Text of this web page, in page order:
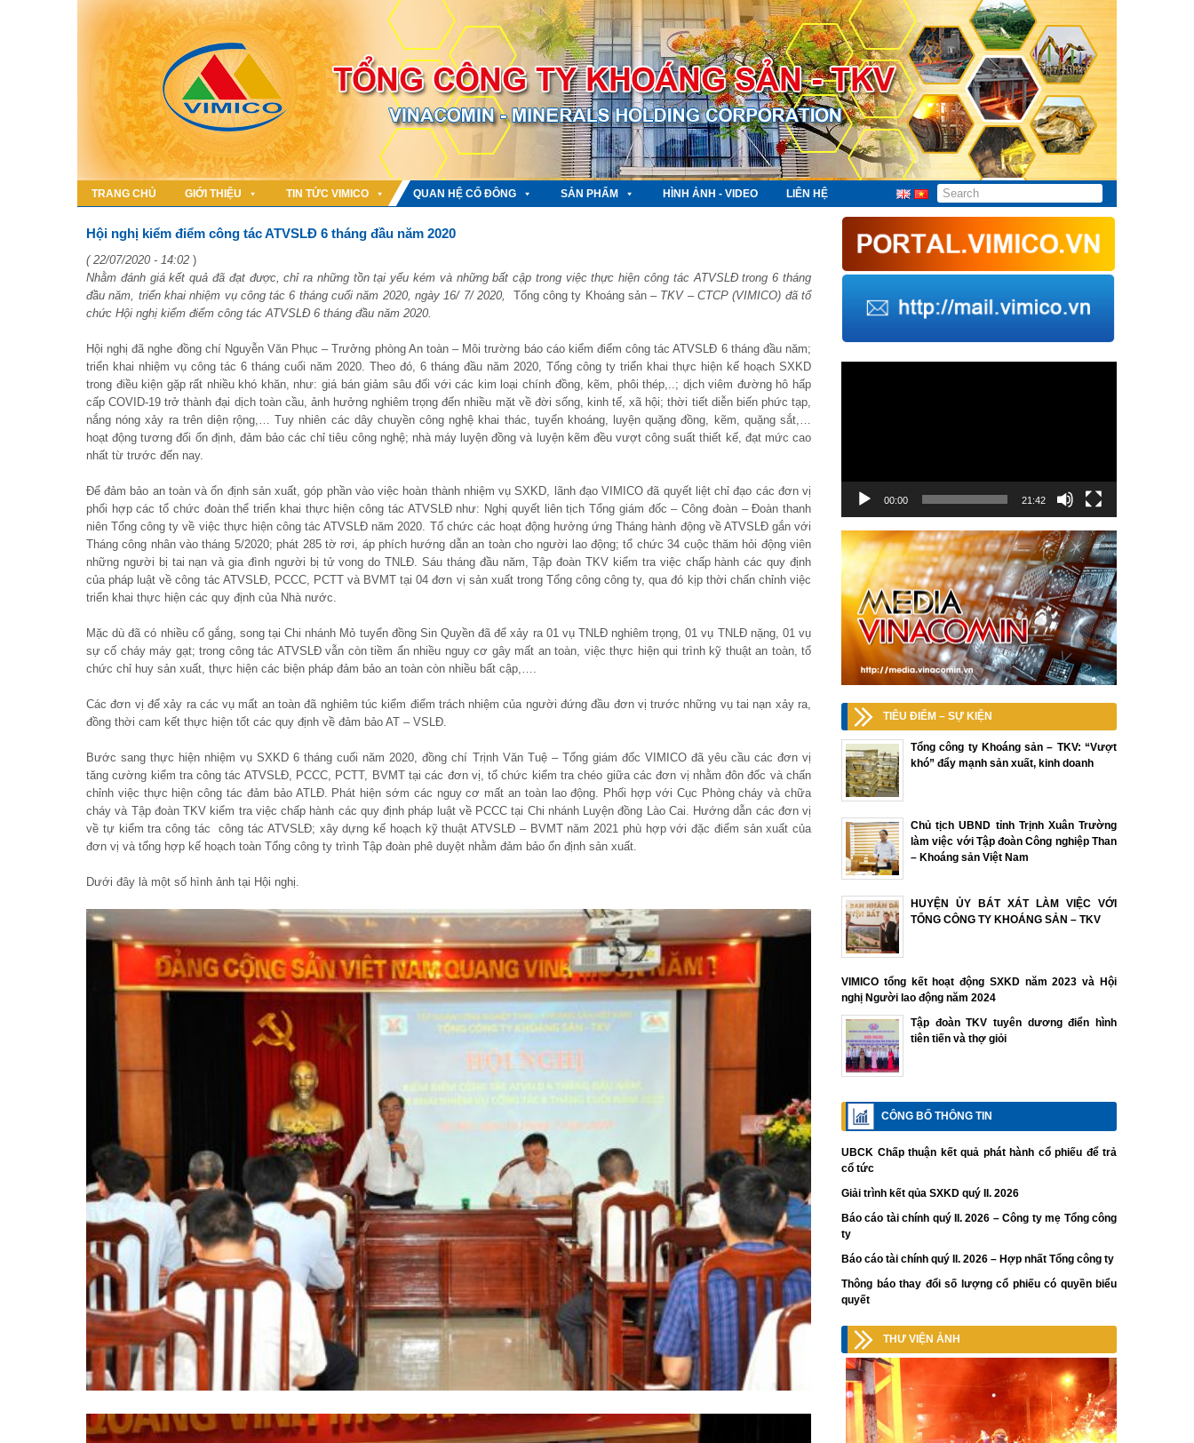
TRANG CHỦ GIỚI THIỆU TIN TỨC VIMICO QUAN HỆ CỔ ĐÔNG SẢN PHẨM HÌNH ẢNH - VIDEO LIÊN HỆ
Hội nghị kiểm điểm công tác ATVSLĐ 6 tháng đầu năm 2020
( 22/07/2020 - 14:02 )
Nhằm đánh giá kết quả đã đạt được, chỉ ra những tồn tại yếu kém và những bất cập trong việc thực hiện công tác ATVSLĐ trong 6 tháng
đầu năm, triển khai nhiệm vụ công tác 6 tháng cuối năm 2020, ngày 16/ 7/ 2020, Tổng công ty Khoáng sản– TKV – CTCP (VIMICO) đã tổ
chức Hội nghị kiểm điểm công tác ATVSLĐ 6 tháng đầu năm 2020.
Hội nghị đã nghe đồng chí Nguyễn Văn Phục – Trưởng phòng An toàn – Môi trường báo cáo kiểm điểm công tác ATVSLĐ 6 tháng đầu năm;
triển khai nhiệm vụ công tác 6 tháng cuối năm 2020. Theo đó, 6 tháng đầu năm 2020, Tổng công ty triển khai thực hiện kế hoạch SXKD
trong điều kiện gặp rất nhiều khó khăn, như: giá bán giảm sâu đối với các kim loại chính đồng, kẽm, phôi thép,..; dịch viêm đường hô hấp
cấp COVID-19 trở thành đại dịch toàn cầu, ảnh hưởng nghiêm trọng đến nhiều mặt về đời sống, kinh tế, xã hội; thời tiết diễn biến phức tạp,
nắng nóng xảy ra trên diện rộng,… Tuy nhiên các dây chuyền công nghệ khai thác, tuyển khoáng, luyện quặng đồng, kẽm, quặng sắt,…
hoạt động tương đối ổn định, đảm bảo các chỉ tiêu công nghệ; nhà máy luyện đồng và luyện kẽm đều vượt công suất thiết kế, đạt mức cao
nhất từ trước đến nay.
Để đảm bảo an toàn và ổn định sản xuất, góp phần vào việc hoàn thành nhiệm vụ SXKD, lãnh đạo VIMICO đã quyết liệt chỉ đạo các đơn vị
phối hợp các tổ chức đoàn thể triển khai thực hiện công tác ATVSLĐ như: Nghị quyết liên tịch Tổng giám đốc – Công đoàn – Đoàn thanh
niên Tổng công ty về việc thực hiện công tác ATVSLĐ năm 2020. Tổ chức các hoạt động hưởng ứng Tháng hành động về ATVSLĐ gắn với
Tháng công nhân vào tháng 5/2020; phát 285 tờ rơi, áp phích hướng dẫn an toàn cho người lao động; tổ chức 34 cuộc thăm hỏi động viên
những người bị tai nạn và gia đình người bị tử vong do TNLĐ. Sáu tháng đầu năm, Tập đoàn TKV kiểm tra việc chấp hành các quy định
của pháp luật về công tác ATVSLĐ, PCCC, PCTT và BVMT tại 04 đơn vị sản xuất trong Tổng công công ty, qua đó kịp thời chấn chỉnh việc
triển khai thực hiện các quy định của Nhà nước.
Mặc dù đã có nhiều cố gắng, song tại Chi nhánh Mỏ tuyển đồng Sin Quyền đã để xảy ra 01 vụ TNLĐ nghiêm trọng, 01 vụ TNLĐ nặng, 01 vụ
sự cố cháy máy gạt; trong công tác ATVSLĐ vẫn còn tiềm ẩn nhiều nguy cơ gây mất an toàn, việc thực hiện qui trình kỹ thuật an toàn, tổ
chức chỉ huy sản xuất, thực hiện các biện pháp đảm bảo an toàn còn nhiều bất cập,….
Các đơn vị để xảy ra các vụ mất an toàn đã nghiêm túc kiểm điểm trách nhiệm của người đứng đầu đơn vị trước những vụ tai nạn xảy ra,
đồng thời cam kết thực hiện tốt các quy định về đảm bảo AT – VSLĐ.
Bước sang thực hiện nhiệm vụ SXKD 6 tháng cuối năm 2020, đồng chí Trịnh Văn Tuệ – Tổng giám đốc VIMICO đã yêu cầu các đơn vị
tăng cường kiểm tra công tác ATVSLĐ, PCCC, PCTT, BVMT tại các đơn vị, tổ chức kiểm tra chéo giữa các đơn vị nhằm đôn đốc và chấn
chỉnh việc thực hiện công tác đảm bảo ATLĐ. Phát hiện sớm các nguy cơ mất an toàn lao động. Phối hợp với Cục Phòng cháy và chữa
cháy và Tập đoàn TKV kiểm tra việc chấp hành các quy định pháp luật về PCCC tại Chi nhánh Luyện đồng Lào Cai. Hướng dẫn các đơn vị
về tự kiểm tra công tác công tác ATVSLĐ; xây dựng kế hoạch kỹ thuật ATVSLĐ – BVMT năm 2021 phù hợp với đặc điểm sản xuất của
đơn vị và tổng hợp kế hoạch toàn Tổng công ty trình Tập đoàn phê duyệt nhằm đảm bảo ổn định sản xuất.
Dưới đây là một số hình ảnh tại Hội nghị.
00:00 21:42
TIÊU ĐIỂM – SỰ KIỆN
Tổng công ty Khoáng sản – TKV: “Vượt
khó” đẩy mạnh sản xuất, kinh doanh
Chủ tịch UBND tỉnh Trịnh Xuân Trường
làm việc với Tập đoàn Công nghiệp Than
– Khoáng sản Việt Nam
HUYỆN ỦY BÁT XÁT LÀM VIỆC VỚI
TỔNG CÔNG TY KHOÁNG SẢN – TKV
VIMICO tổng kết hoạt động SXKD năm 2023 và Hội
nghị Người lao động năm 2024
Tập đoàn TKV tuyên dương điển hình
tiên tiến và thợ giỏi
CÔNG BỐ THÔNG TIN
UBCK Chấp thuận kết quả phát hành cổ phiếu để trả
cổ tức
Giải trình kết qủa SXKD quý II. 2026
Báo cáo tài chính quý II. 2026 – Công ty mẹ Tổng công
ty
Báo cáo tài chính quý II. 2026 – Hợp nhất Tổng công ty
Thông báo thay đổi số lượng cổ phiếu có quyền biểu
quyết
THƯ VIỆN ẢNH